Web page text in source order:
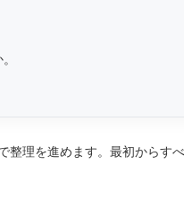
整理を進めます。最初から